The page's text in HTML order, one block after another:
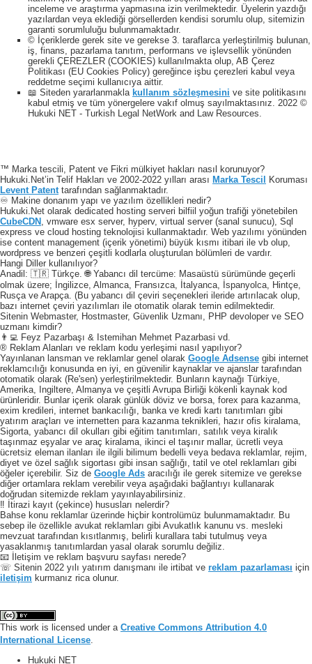
inceleme ve araştırma yapmasına izin verilmektedir. Üyelerin yazdığı
yazılardan veya eklediği görsellerden kendisi sorumlu olup, sitemizin
garanti sorumluluğu bulunmamaktadır.
© İçeriklerde gerek site ve gerekse 3. taraflarca yerleştirilmiş bulunan,
iş, finans, pazarlama tanıtım, performans ve işlevsellik yönünden
gerekli ÇEREZLER (COOKIES) kullanılmakta olup, AB Çerez
Politikası (EU Cookies Policy) gereğince işbu çerezleri kabul veya
reddetme seçimi kullanıcıya aittir.
📖 Siteden yararlanmakla kullanım sözleşmesini ve site politikasını
kabul etmiş ve tüm yönergelere vakıf olmuş sayılmaktasınız. 2022 ©
Hukuki NET - Turkish Legal NetWork and Law Resources.
™ Marka tescili, Patent ve Fikri mülkiyet hakları nasıl korunuyor?
Hukuki.Net’in Telif Hakları ve 2002-2022 yılları arası Marka Tescil
Koruması
Levent Patenttarafından sağlanmaktadır.
♾️ Makine donanım yapı ve yazılım özellikleri nedir?
Hukuki.Net olarak dedicated hosting serveri bilfiil yoğun trafiği yönetebilen
CubeCDN , vmware esx server, hyperv, virtual server (sanal sunucu), Sql
express ve cloud hosting teknolojisi kullanmaktadır. Web yazılımı yönünden
ise content management (içerik yönetimi) büyük kısmı itibari ile vb olup,
wordpress ve benzeri çeşitli kodlarla oluşturulan bölümleri de vardır.
Hangi Diller kullanılıyor?
Anadil: 🇹🇷 Türkçe. 🌐 Yabancı dil tercüme: Masaüstü sürümünde geçerli
olmak üzere; İngilizce, Almanca, Fransızca, İtalyanca, İspanyolca, Hintçe,
Rusça ve Arapça. (Bu yabancı dil çeviri seçenekleri ileride artırılacak olup,
bazı internet çeviri yazılımları ile otomatik olarak temin edilmektedir.
Sitenin Webmaster, Hostmaster, Güvenlik Uzmanı, PHP devoloper ve SEO
uzmanı kimdir?
👨‍💻 Feyz Pazarbaşı & Istemihan Mehmet Pazarbasi vd.
® Reklam Alanları ve reklam kodu yerleşimi nasıl yapılıyor?
Yayınlanan lansman ve reklamlar genel olarak Google Adsense gibi internet
reklamcılığı konusunda en iyi, en güvenilir kaynaklar ve ajanslar tarafından
otomatik olarak (Re'sen) yerleştirilmektedir. Bunların kaynağı Türkiye,
Amerika, Ingiltere, Almanya ve çeşitli Avrupa Birliği kökenli kaynak kod
ürünleridir. Bunlar içerik olarak günlük döviz ve borsa, forex para kazanma,
exim kredileri, internet bankacılığı, banka ve kredi kartı tanıtımları gibi
yatırım araçları ve internetten para kazanma teknikleri, hazır ofis kiralama,
Sigorta, yabancı dil okulları gibi eğitim tanıtımları, satılık veya kiralık
taşınmaz eşyalar ve araç kiralama, ikinci el taşınır mallar, ücretli veya
ücretsiz eleman ilanları ile ilgili bilimum bedelli veya bedava reklamlar, rejim,
diyet ve özel sağlık sigortası gibi insan sağlığı, tatil ve otel reklamları gibi
öğeler içerebilir. Siz de Google Ads aracılığı ile gerek sitemize ve gerekse
diğer ortamlara reklam verebilir veya aşağıdaki bağlantıyı kullanarak
doğrudan sitemizde reklam yayınlayabilirsiniz.
‼️ İtirazi kayıt (çekince) hususları nelerdir?
Bahse konu reklamlar üzerinde hiçbir kontrolümüz bulunmamaktadır. Bu
sebep ile özellikle avukat reklamları gibi Avukatlık kanunu vs. mesleki
mevzuat tarafından kısıtlanmış, belirli kurallara tabi tutulmuş veya
yasaklanmış tanıtımlardan yasal olarak sorumlu değiliz.
📧 İletişim ve reklam başvuru sayfası nerede?
☏ Sitenin 2022 yılı yatırım danışmanı ile irtibat ve reklam pazarlaması için
iletişim kurmanız rica olunur.
This work is licensed under a Creative Commons Attribution 4.0
International License.
Hukuki NET